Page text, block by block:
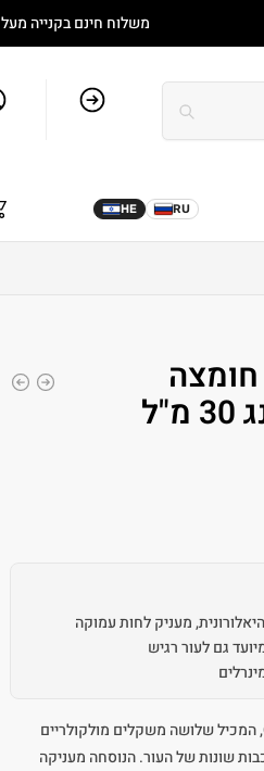
משלוח חינם בקנייה מעל 349₪
HE RU
של חומצה
היאלורונית פוראבר יאנג 30 מ"ל
מעניק לחות עמוקה
גם לעור רגיש
סרום מרוכז מסדרת Forever Young של Christina, המכיל שלושה משקלים מולקולריים
שונות של העור. הנוסחה מעניקה